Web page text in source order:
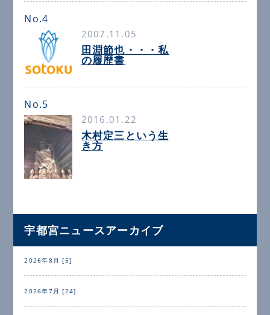
No.4
2007.11.05
田淵節也・・・私
の履歴書
No.5
2016.01.22
木村定三という生
き方
宇都宮ニュースアーカイブ
2026年8月 [5]
2026年7月 [24]